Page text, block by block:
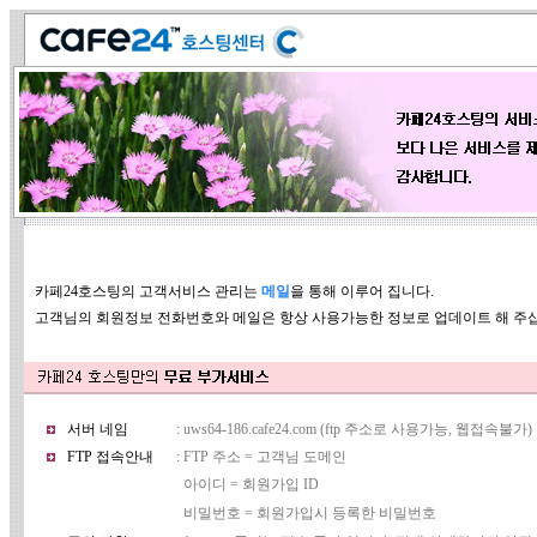
카페24호스팅의 고객서비스 관리는 메일을 통해 이루어 집니다.
고객님의 회원정보 전화번호와 메일은 항상 사용가능한 정보로 업데이트 해 주
서버 네임
: uws64-186.cafe24.com (ftp 주소로 사용가능, 웹접속불가)
FTP 접속안내
: FTP 주소 = 고객님 도메인
아이디 = 회원가입 ID
비밀번호 = 회원가입시 등록한 비밀번호